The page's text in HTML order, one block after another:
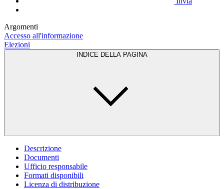
Argomenti
Accesso all'informazione
Elezioni
INDICE DELLA PAGINA
Descrizione
Documenti
Ufficio responsabile
Formati disponibili
Licenza di distribuzione